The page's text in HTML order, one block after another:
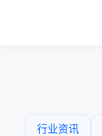
行业资讯